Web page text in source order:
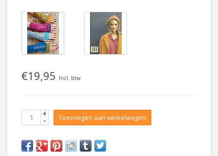
€19,95 Incl. btw
+
- Toevoegen aan winkelwagen